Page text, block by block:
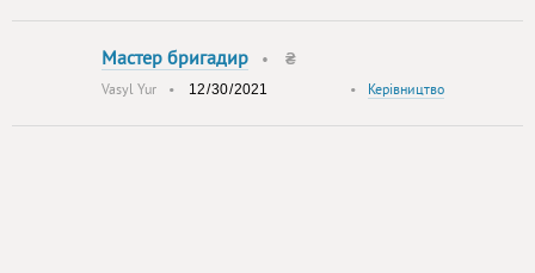
Мастер бригадир • ₴
Vasyl Yur • • Керівництво